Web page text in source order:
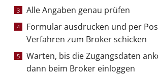
Alle Angaben genau prüfen
Formular ausdrucken und per
Verfahren zum Broker schicken
Warten, bis die Zugangsdaten
dann beim Broker einloggen